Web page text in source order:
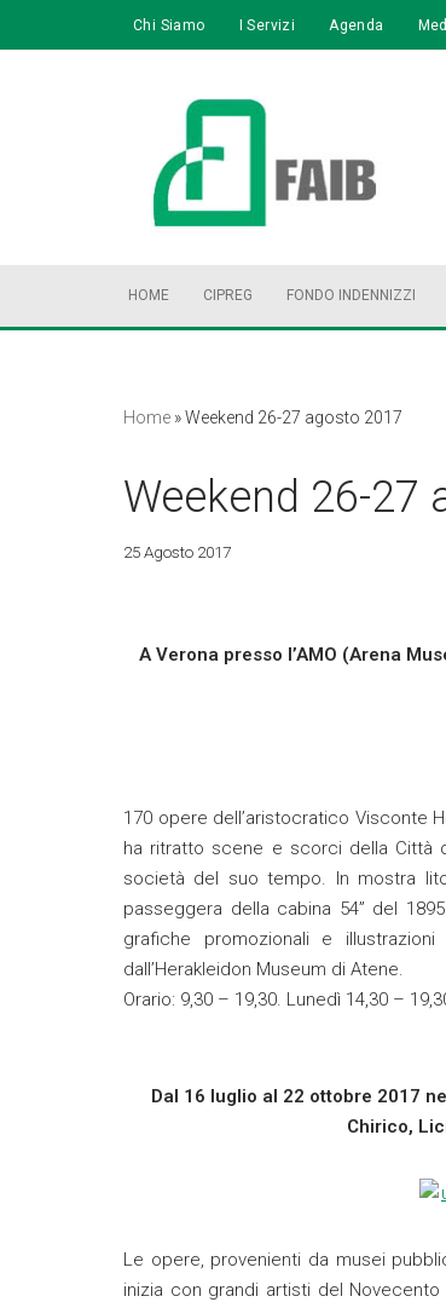
Chi Siamo I Servizi Agenda
HOME CIPREG FONDO INDENNIZZI
Home »Weekend 26-27 agosto 2017
Weekend 26-27
25 Agosto 2017
A Verona presso l’AMO (Arena
170 opere dell’aristocratico Visconte
ha ritratto scene e scorci della Città
società del suo tempo. In mostra
passeggera della cabina 54” del
grafiche promozionali e
dall’Herakleidon Museum di Atene.
Orario: 9,30 – 19,30. Lunedì 14,30 –
Dal 16 luglio al 22 ottobre 2017
Chirico,
Le opere, provenienti da musei
inizia con grandi artisti del Novecento